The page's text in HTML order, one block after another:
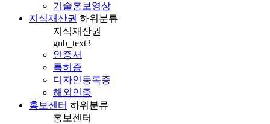
기술홍보영상
지식재산권 하위분류
지식재산권
gnb_text3
인증서
특허증
디자인등록증
해외인증
홍보센터 하위분류
홍보센터